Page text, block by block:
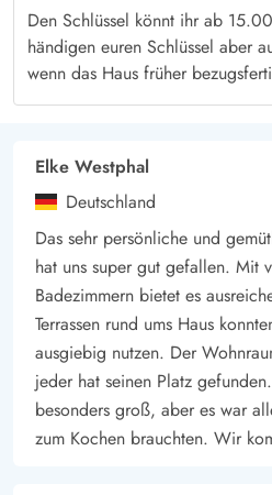
dabei hat, ebenso sind
Hochstühle vor Ort.
Im Abstellraum ist eine große 150
Den Schlüssel könnt ihr ab
händigen euren Schlüssel aber
wenn das Haus früher
Elke Westphal
Deutschland
Das sehr persönliche und
hat uns super gut gefallen. Mit
Badezimmern bietet es
Terrassen rund ums Haus
ausgiebig nutzen. Der
jeder hat seinen Platz
besonders groß, aber es war
zum Kochen brauchten. Wir